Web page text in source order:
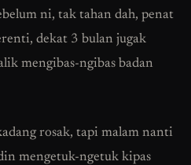
ni, tak tahan dah, penat
dekat 3 bulan jugak
mengibas-ngibas badan
rosak, tapi malam nanti
mengetuk-ngetuk kipas